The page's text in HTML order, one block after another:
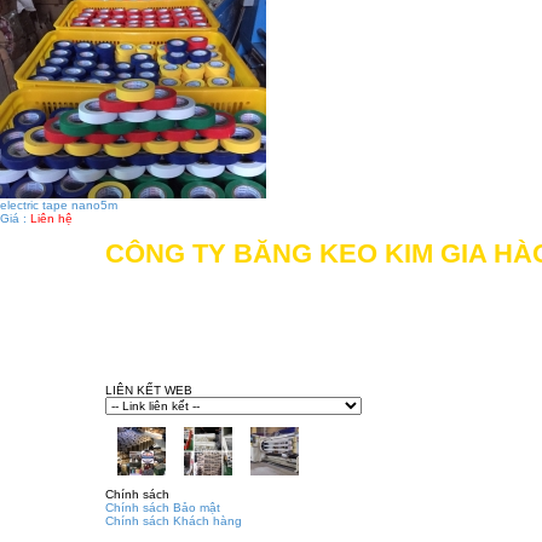
electric tape nano5m
Giá : Liên hệ
CÔNG TY BĂNG KEO KIM GIA
LIÊN KẾT WEB
Chính sách
Chính sách Bảo mật
Chính sách Khách hàng